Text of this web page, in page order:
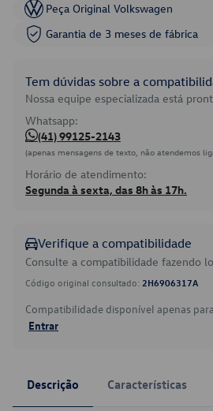
Peça Original Volkswagen
Garantia de 3 meses de fábrica
Tem dúvidas sobre a
Nossa equipe especializada está
Whatsapp:
(41) 99125-2143
(apenas mensagens de texto, não atendemos
Horário de atendimento:
Segunda à sexta, das 8h às 17h.
Verifique a compatibilidade
Consulte a compatibilidade fazendo
Código original consultado: 2H6906317A
Compatibilidade disponível apenas
Entrar
Descrição Características